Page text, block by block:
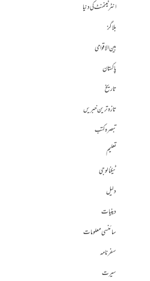
انٹرٹینمنٹ کی دنیا
بلاگز
بین الاقوامی
پاکستان
تاریخ
تازہ ترین خبریں
تبصرہ کتب
تعلیم
ٹیکنالوجی
دلیل
دینیات
سائنسی معلومات
سفرنامہ
سیرت